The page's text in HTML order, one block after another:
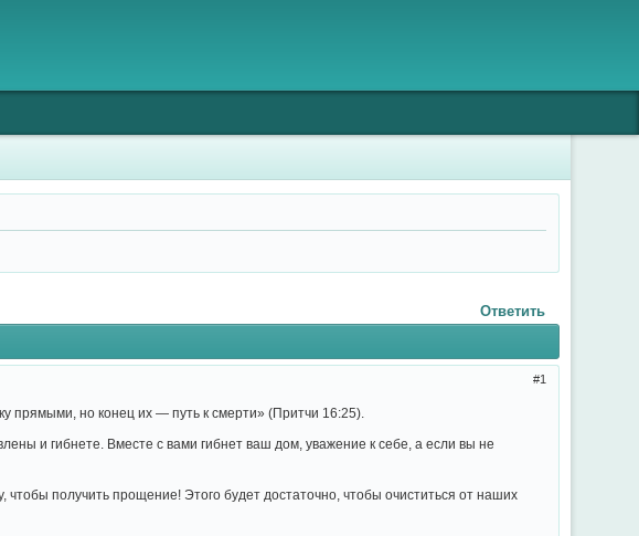
Ответить
1
прямыми, но конец их — путь к смерти» (Притчи 16:25).
и гибнете. Вместе с вами гибнет ваш дом, уважение к себе, а если вы не
получить прощение! Этого будет достаточно, чтобы очиститься от наших